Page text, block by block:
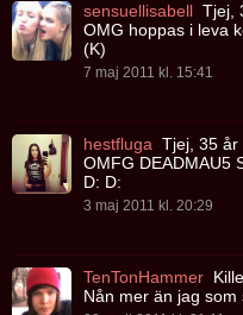
sensuellisabell Tjej,
OMG hoppas i leva
(K)
7 maj 2011 kl. 15:41
hestfluga Tjej, 35 år
OMFG DEADMAU5
D: D:
3 maj 2011 kl. 20:29
TenTonHammer
Nån mer än jag